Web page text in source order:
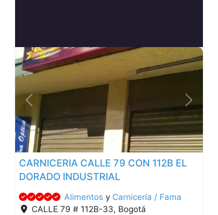
Anterior
CARNICERIA CALLE 79 CON 112B EL
DORADO INDUSTRIAL
Alimentos y Carnicería / Fama
CALLE 79 # 112B-33, Bogotá